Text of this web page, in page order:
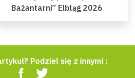
Bażantarni” Elbląg 2026
Podziel się z innymi :